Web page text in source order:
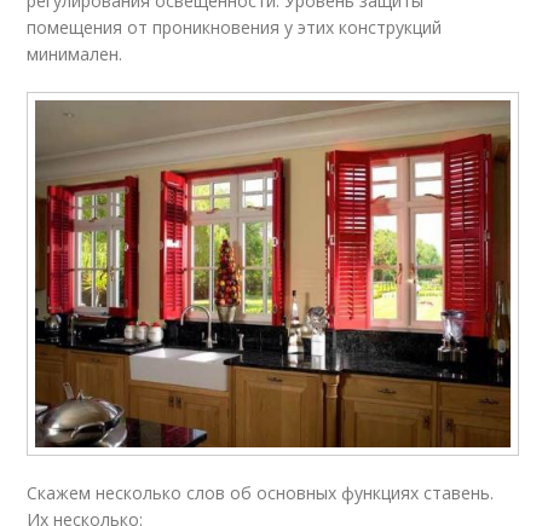
помещения от проникновения у этих конструкций
минимален.
Скажем несколько слов об основных функциях ставень.
Их несколько: